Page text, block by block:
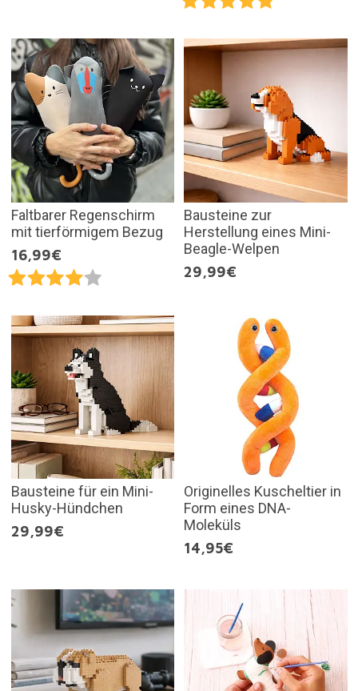
Faltbarer Regenschirm
mit tierförmigem Bezug
16,99€
Bausteine zur
Herstellung eines Mini-
Beagle-Welpen
29,99€
Bausteine für ein Mini-
Husky-Hündchen
29,99€
Originelles Kuscheltier in
Form eines DNA-
Moleküls
14,95€